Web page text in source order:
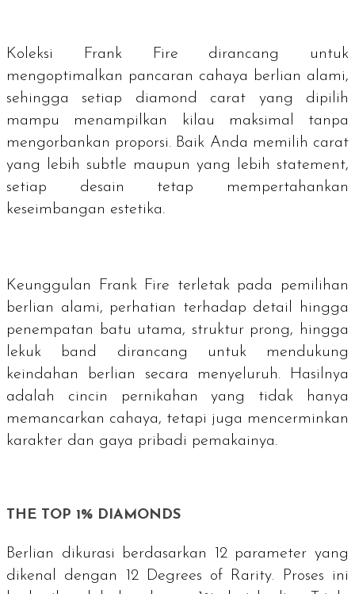
Koleksi Frank Fire dirancang untuk
mengoptimalkan pancaran cahaya berlian alami,
sehingga setiap diamond carat yang dipilih
mampu menampilkan kilau maksimal tanpa
mengorbankan proporsi. Baik Anda memilih carat
yang lebih subtle maupun yang lebih statement,
setiap desain tetap mempertahankan
keseimbangan estetika.
Keunggulan Frank Fire terletak pada pemilihan
berlian alami, perhatian terhadap detail hingga
penempatan batu utama, struktur prong, hingga
lekuk
band
dirancang untuk mendukung
keindahan berlian secara menyeluruh. Hasilnya
adalah cincin pernikahan yang tidak hanya
memancarkan cahaya, tetapi juga mencerminkan
karakter dan gaya pribadi pemakainya.
THE TOP 1% DIAMONDS
Berlian dikurasi berdasarkan 12 parameter yang
dikenal dengan
12 Degrees of Rarity. Proses ini